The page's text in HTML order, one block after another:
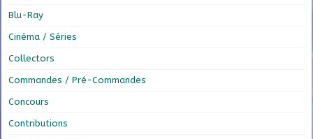
Blu-Ray
Cinéma / Séries
Collectors
Commandes / Pré-Commandes
Concours
Contributions